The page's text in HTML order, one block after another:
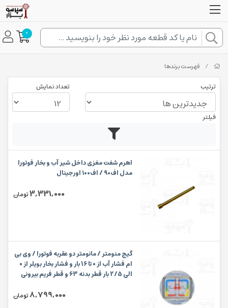
0
/ فهرست برندها
ترتیب تعداد نمایش
فیلتر
اهرم شفت مغزی داخل شیر آب و بخار فوتورا
مدل اف۹۰ / اف۱۰۰ اورجینال
3,331,000تومان
گیج منومتر / مانومتر دو عقربه فوتورا / وی بی
ام فشار آب از 0 تا 16 بار و فشار بخار بویلر از 0
الی 2/5 بار قطر بدنه 63 و قطر فریم بیرونی
8,799,000تومان